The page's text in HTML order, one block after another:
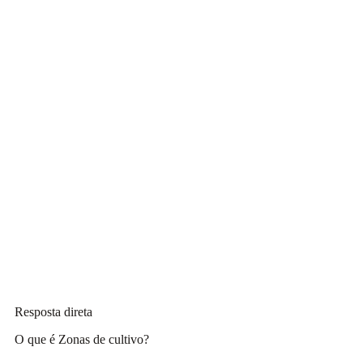
Resposta direta
O que é Zonas de cultivo?